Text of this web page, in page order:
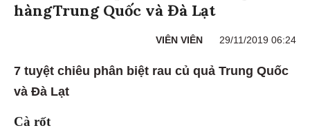
hàngTrung Quốc và Đà Lạt
VIÊN VIÊN 29/11/2019 06:24
7 tuyệt chiêu phân biệt rau củ quả Trung Quốc
và Đà Lạt
Cà rốt